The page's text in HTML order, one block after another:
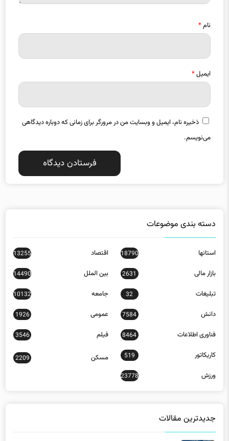
نام*
ایمیل*
ذخیره نام، ایمیل و وبسایت من در مرورگر برای زمانی که دوباره دیدگاهی
می‌نویسم.
دسته بندی موضوعات
استانها 18790 اقتصاد 13255
بازار مالی 2631 بین الملل 14490
تبلیغات 32 جامعه 10132
دانش 7584 عمومی 1926
فناوری اطلاعات 8464 فیلم 3546
کاریکاتور 519 مسکن 2209
ورزش 23778
جدیدترین مقالات